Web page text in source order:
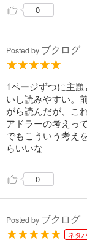
0
Posted by ブクログ
1ページずつに主
いし読みやすい。
がら読んだが、こ
アドラーの考えっ
でもこういう考え
らいいな
0
Posted by ブクログ
ネタ